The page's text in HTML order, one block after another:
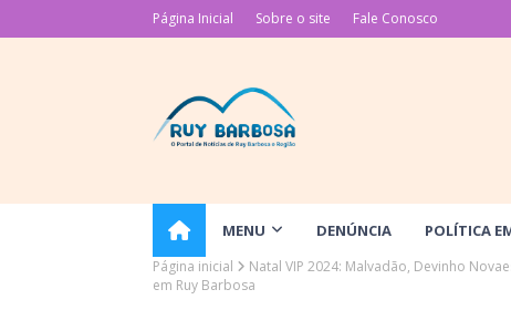
Página Inicial Sobre o site Fale Conosco
MENU DENÚNCIA POLÍTICA
Página inicial
Natal VIP 2024: Malvadão, Devinho
em Ruy Barbosa